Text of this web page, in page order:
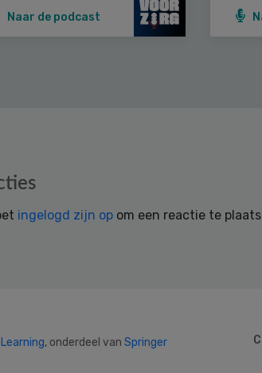
Naar de podcast
ingelogd zijn op om een reactie te
, onderdeel van Springer